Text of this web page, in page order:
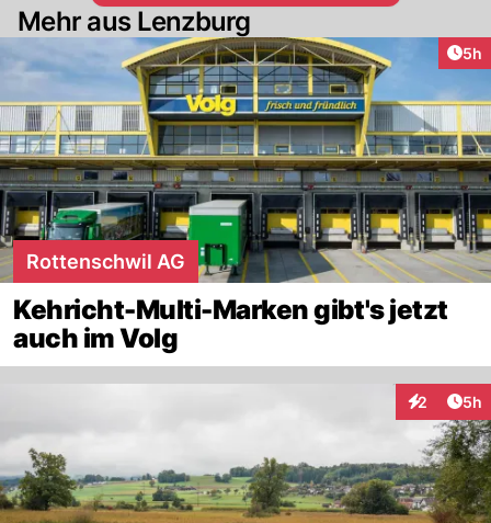
Mehr aus Lenzburg
5h
Rottenschwil AG
Kehricht-Multi-Marken gibt's jetzt
auch im Volg
2 5h